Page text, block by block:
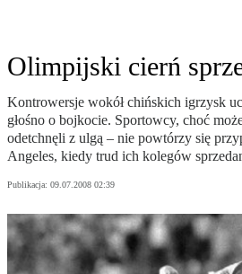
Olimpijski cierń
Kontrowersje wokół chińskich igrzysk
głośno o bojkocie. Sportowcy, choć
odetchnęli z ulgą – nie powtórzy się
Angeles, kiedy trud ich kolegów
Publikacja: 09.07.2008 02:39